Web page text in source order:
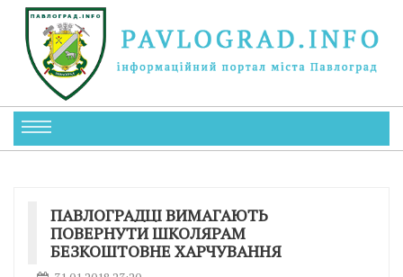
ПАВЛОГРАДЦІ ВИМАГАЮТЬ
ПОВЕРНУТИ ШКОЛЯРАМ
БЕЗКОШТОВНЕ ХАРЧУВАННЯ